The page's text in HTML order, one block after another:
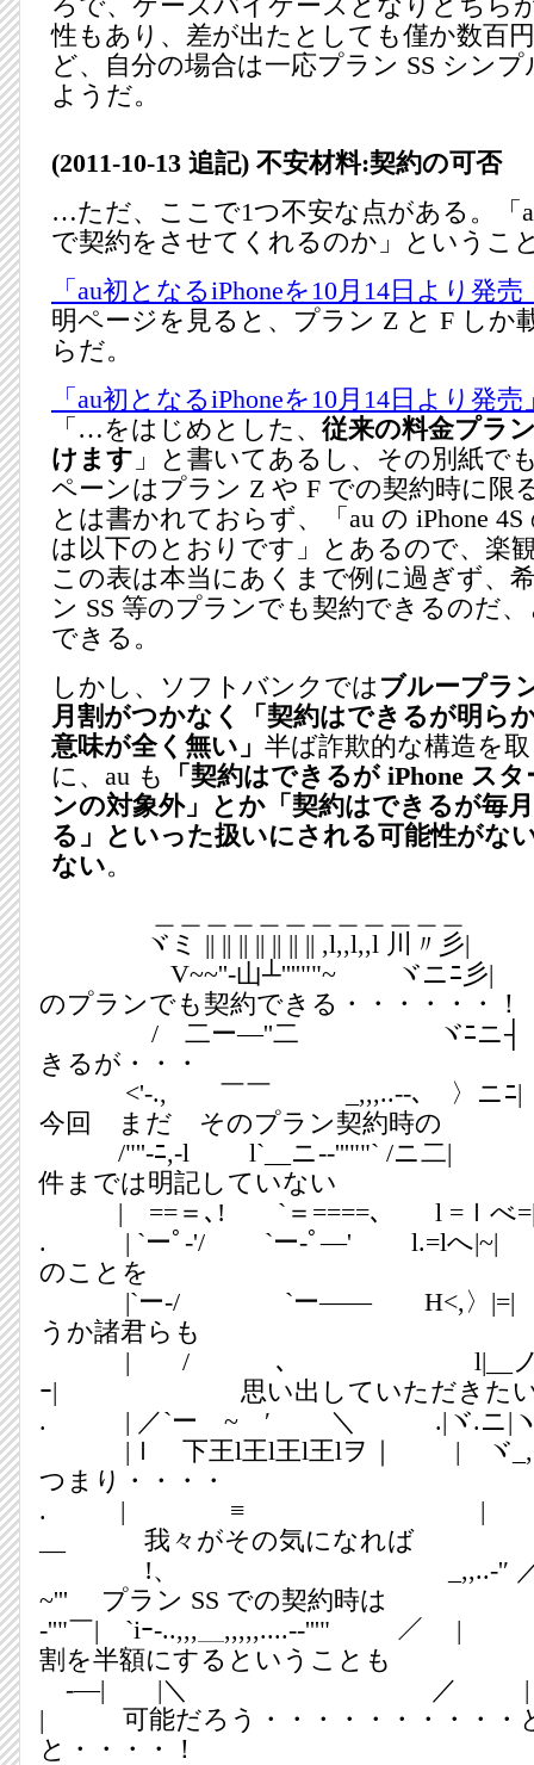
性もあり、差が出たとしても僅か数百
ど、自分の場合は一応プラン SS シン
ようだ。
(2011-10-13 追記) 不安材料:契約の可否
…ただ、ここで1つ不安な点がある。「
で契約をさせてくれるのか」というこ
「au初となるiPhoneを10月14日より発
明ページを見ると、プラン Z と F しか
らだ。
「au初となるiPhoneを10月14日より発売
「…をはじめとした、 従来の料金プラ
けます 」と書いてあるし、その別紙で
ペーンはプラン Z や F での契約時に限
とは書かれておらず、「au の iPhone
は以下のとおりです」とあるので、楽
この表は本当にあくまで例に過ぎず、
ン SS 等のプランでも契約できるのだ
できる。
しかし、ソフトバンクでは ブループラ
月割がつかなく「契約はできるが明ら
意味が全く無い」 半ば詐欺的な構造を
に、au も
「契約はできるが iPhone ス
ンの対象外」とか「契約はできるが毎
る」といった扱いにされる可能性がな
ない。
ヾミ || || || || || || || ,l,,l,,l 川〃彡|
V~~''-山┴''''""~ ヾ
のプランでも契約できる・・・・・・！
/ 二ー―''二 ヾﾆ
きるが・・・
<'-., ￣￣ _,,,..-‐､
今回 まだ そのプラン契約時の
/"''-ﾆ,‐l l`__ニ-‐'''""` /ニ
件までは明記していない
| ==＝､! `＝====､ l =ｌべ
. | `ーﾟ‐'/ `ー‐ﾟ―'
のことを
|`ー‐/ `ー―― H<,
うか諸君らも
| / ､ l|__
ｰ| 思い出していただきた
. | ／`ー ~ ′ ＼ .|ヾ.ニ|
|ｌ 下王l王l王l王lヲ｜
つまり・・・・
. | ≡ | `l
__ 我々がその気になれば
!、 _,,..-'′
~''' プラン SS での契約時は
‐''"￣| `iｰ-..,,,＿,,,,,....-‐'''"
割を半額にするということも
-―| |＼
| 可能だろう・・・・・・・・・・
と・・・・！